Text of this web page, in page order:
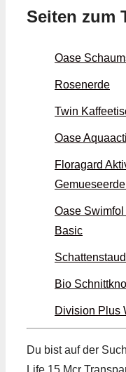
Seiten zum
Oase
Rosenerde
Twin
Oase
Floragard
Oase
Basic
Bio
Division Plus
Du bist auf der